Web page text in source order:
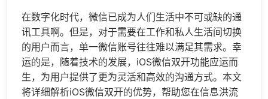
在数字化时代，微信已成为人们生活中不可或缺的通
讯工具啊。但是，对于需要在工作和私人生活间切换
的用户而言，单一微信账号往往难以满足其需求。幸
运的是，随着技术的发展，iOS微信双开功能应运而
生，为用户提供了更为灵活和高效的沟通方式。本文
将详细解析iOS微信双开的优势，帮助您在信息洪流